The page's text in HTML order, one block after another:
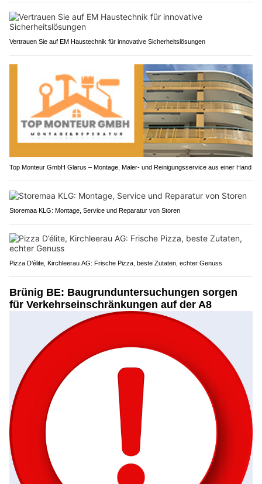
Vertrauen Sie auf EM Haustechnik für innovative Sicherheitslösungen
Top Monteur GmbH Glarus – Montage, Maler- und Reinigungsservice aus einer Hand
Storemaa KLG: Montage, Service und Reparatur von Storen
Pizza D’élite, Kirchleerau AG: Frische Pizza, beste Zutaten, echter Genuss
Brünig BE: Baugrunduntersuchungen sorgen
für Verkehrseinschränkungen auf der A8